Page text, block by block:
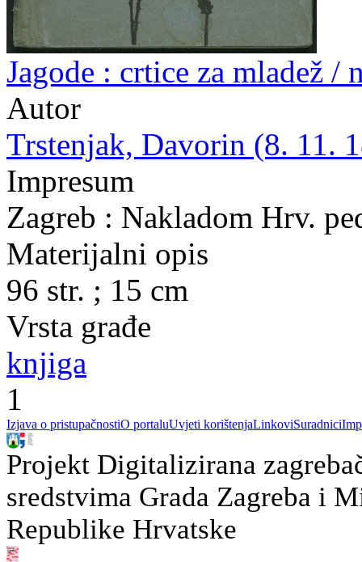
Jagode : crtice za mladež /
Autor
Trstenjak, Davorin (8. 11.
Impresum
Zagreb : Nakladom Hrv.
Materijalni opis
96 str. ; 15 cm
Vrsta građe
knjiga
1
Izjava o pristupačnostiO portaluUvjeti korištenjaLinkoviSuradnici
Projekt Digitalizirana
sredstvima Grada Zagreba i
Republike Hrvatske